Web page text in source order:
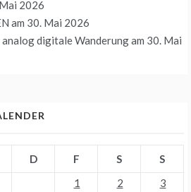
2026
am 30. Mai 2026
digitale Wanderungam 30. Mai
D F S
S
1
2
3